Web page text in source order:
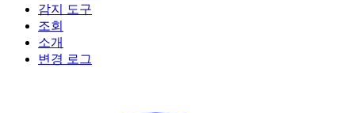
감지 도구
조회
소개
변경 로그